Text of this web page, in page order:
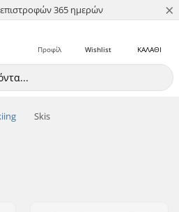
επιστροφών 365 ημερών
4.8 στα 5 ×
ΚΑΛΑΘΙ
Wishlist
Προφίλ
Skis